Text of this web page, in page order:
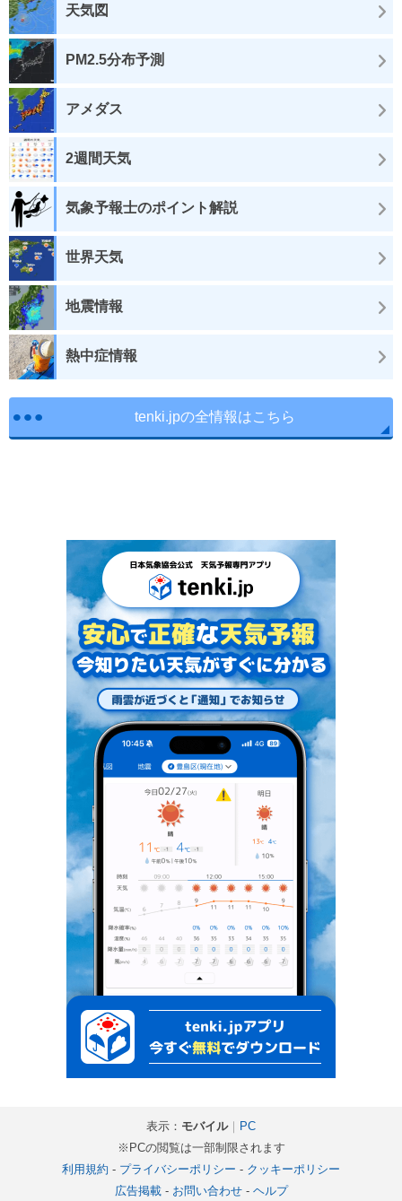
天気図
PM2.5分布予測
アメダス
2週間天気
気象予報士のポイント解説
世界天気
地震情報
熱中症情報
tenki.jpの全情報はこちら
表示： モバイル｜ PC
※PCの閲覧は一部制限されます
利用規約 - プライバシーポリシー - クッキーポリシー
広告掲載- お問い合わせ- ヘルプ